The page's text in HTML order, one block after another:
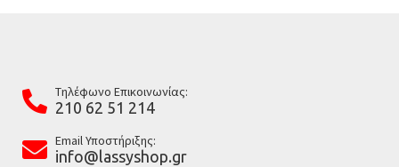
Tηλέφωνο Επικοινωνίας:
210 62 51 214
Email Υποστήριξης:
info@lassyshop.gr